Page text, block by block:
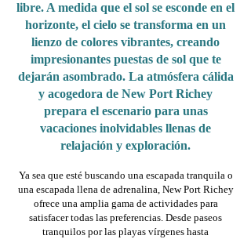
libre. A medida que el sol se esconde en el
horizonte, el cielo se transforma en un
lienzo de colores vibrantes, creando
impresionantes puestas de sol que te
dejarán asombrado. La atmósfera cálida
y acogedora de New Port Richey
prepara el escenario para unas
vacaciones inolvidables llenas de
relajación y exploración.
Ya sea que esté buscando una escapada tranquila o
una escapada llena de adrenalina, New Port Richey
ofrece una amplia gama de actividades para
satisfacer todas las preferencias. Desde paseos
tranquilos por las playas vírgenes hasta